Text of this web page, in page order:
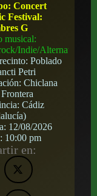
Concert
Festival:
G
musical:
Indie/Alternativo
Poblado
Petri
Chiclana
Cádiz
12/08/2026
10:00 pm
en: